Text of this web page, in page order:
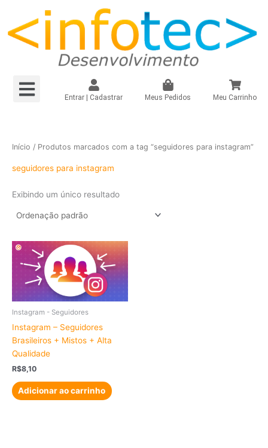
conteúdo
Menu
Entrar | Cadastrar Meus Pedidos Meu Carrinho
Início / Produtos marcados com a tag “seguidores para instagram”
seguidores para instagram
Exibindo um único resultado
Instagram - Seguidores
Instagram – Seguidores
Brasileiros + Mistos + Alta
Qualidade
R$8,10
Adicionar ao carrinho